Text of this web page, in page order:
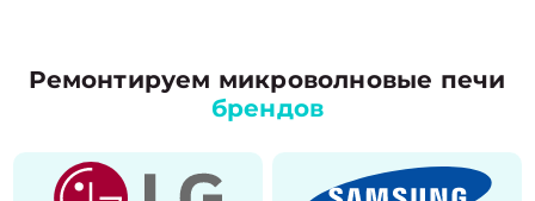
Ремонтируем микроволновые печи
брендов